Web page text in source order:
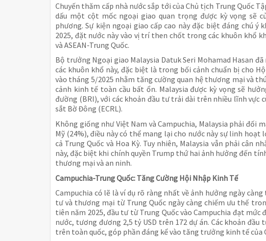
Chuyến thăm cấp nhà nước sắp tới của Chủ tịch Trung Quốc
dấu một cột mốc ngoại giao quan trọng được kỳ vọng sẽ
phương. Sự kiện ngoại giao cấp cao này đặc biệt đáng chú ý
2025, đặt nước này vào vị trí then chốt trong các khuôn khổ
và ASEAN-Trung Quốc.
Bộ trưởng Ngoại giao Malaysia Datuk Seri Mohamad Hasan
các khuôn khổ này, đặc biệt là trong bối cảnh chuẩn bị cho
vào tháng 5/2025 nhằm tăng cường quan hệ thương mại và
cảnh kinh tế toàn cầu bất ổn. Malaysia được kỳ vọng sẽ
đường (BRI), với các khoản đầu tư trải dài trên nhiều lĩnh vực
sắt Bờ Đông (ECRL).
Không giống như Việt Nam và Campuchia, Malaysia phải
Mỹ (24%), điều này có thể mang lại cho nước này sự linh
cả Trung Quốc và Hoa Kỳ. Tuy nhiên, Malaysia vẫn phải cân
này, đặc biệt khi chính quyền Trump thứ hai ảnh hưởng đến
thương mại và an ninh.
Campuchia-Trung Quốc: Tăng Cường Hội Nhập Kinh Tế
Campuchia có lẽ là ví dụ rõ ràng nhất về ảnh hưởng ngày
tư và thương mại từ Trung Quốc ngày càng chiếm ưu thế
tiên năm 2025, đầu tư từ Trung Quốc vào Campuchia đạt mức
nước, tương đương 2,5 tỷ USD trên 172 dự án. Các khoản đầu
trên toàn quốc, góp phần đáng kể vào tăng trưởng kinh tế của